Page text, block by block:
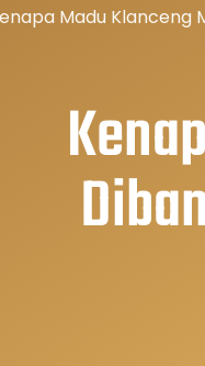
Madu Klanceng